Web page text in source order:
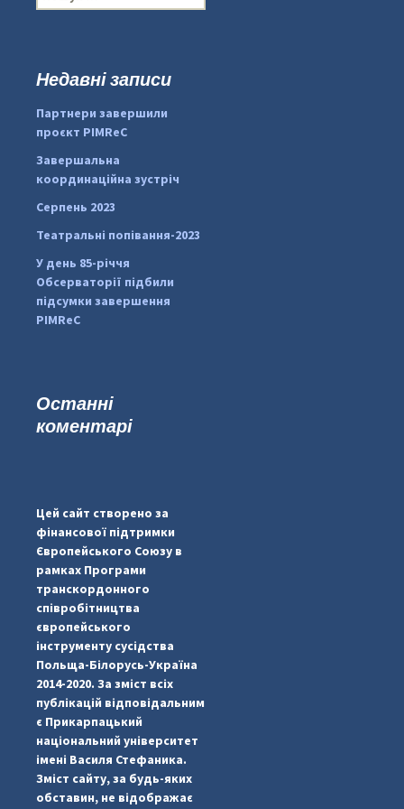
pimrec_project
о
:Недавні записи
Партнери завершили
проєкт PIMReC
Завершальна
координаційна зустріч
Серпень 2023
Театральні попівання-2023
У день 85-річчя
Обсерваторії підбили
підсумки завершення
PIMReC
Останні
коментарі
Цей сайт створено за
фінансової підтримки
Європейського Союзу в
рамках Програми
транскордонного
співробітництва
європейського
інструменту сусідства
Польща-Білорусь-Україна
2014-2020. За зміст всіх
публікацій відповідальним
є Прикарпацький
національний університет
імені Василя Стефаника.
Зміст сайту, за будь-яких
обставин, не відображає